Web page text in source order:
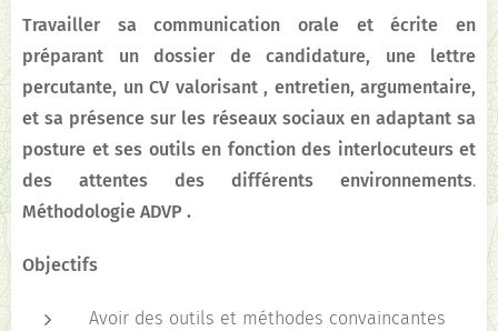
Travailler sa communication orale et écrite en
préparant un dossier de candidature, une lettre
percutante, un CV valorisant , entretien, argumentaire,
et sa présence sur les réseaux sociaux en adaptant sa
posture et ses outils en fonction des interlocuteurs et
des attentes des différents environnements.
Méthodologie ADVP .
Objectifs
Avoir des outils et méthodes convaincantes